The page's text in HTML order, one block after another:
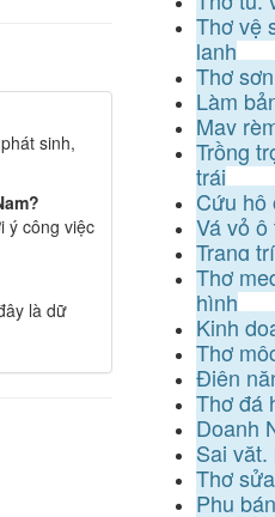
sinh,
ý công việc
là dữ
Thợ vệ
lạnh
Thợ
Làm
May
Trồng
trái
Cứu hộ
Vá vỏ ô
Trang
Thợ
hình
Kinh
Thợ
Điện
Thợ đá
Doanh
Sai vặt,
Thợ
Phụ